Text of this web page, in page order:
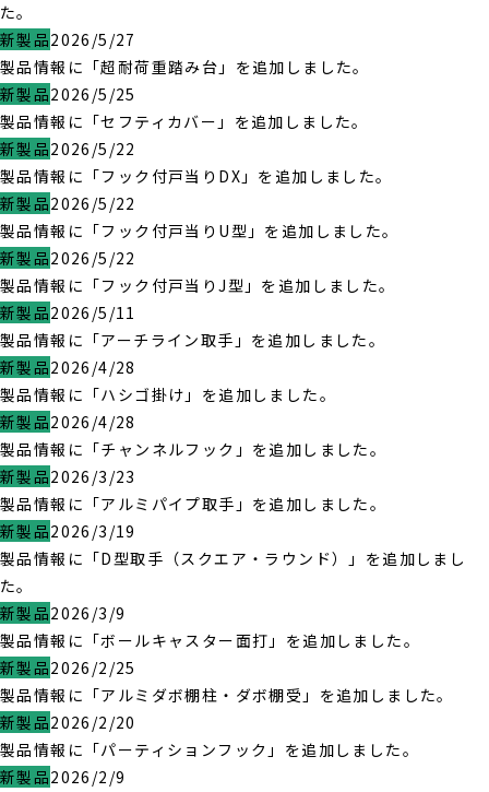
た。
新製品2026/5/27
製品情報に「超耐荷重踏み台」を追加しました。
新製品2026/5/25
製品情報に「セフティカバー」を追加しました。
新製品2026/5/22
製品情報に「フック付戸当りDX」を追加しました。
新製品2026/5/22
製品情報に「フック付戸当りU型」を追加しました。
新製品2026/5/22
製品情報に「フック付戸当りJ型」を追加しました。
新製品2026/5/11
製品情報に「アーチライン取手」を追加しました。
新製品2026/4/28
製品情報に「ハシゴ掛け」を追加しました。
新製品2026/4/28
製品情報に「チャンネルフック」を追加しました。
新製品2026/3/23
製品情報に「アルミパイプ取手」を追加しました。
新製品2026/3/19
製品情報に「D型取手（スクエア・ラウンド）」を追加しまし
た。
新製品2026/3/9
製品情報に「ボールキャスター面打」を追加しました。
新製品2026/2/25
製品情報に「アルミダボ棚柱・ダボ棚受」を追加しました。
新製品2026/2/20
製品情報に「パーティションフック」を追加しました。
新製品2026/2/9